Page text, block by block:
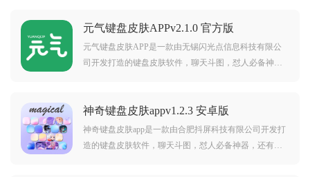
元气键盘皮肤APPv2.1.0 官方版
元气键盘皮肤APP是一款由无锡闪光点信息科技有限公
司开发打造的键盘皮肤软件，聊天斗图，怼人必备神
神奇键盘皮肤appv1.2.3 安卓版
神奇键盘皮肤app是一款由合肥抖屏科技有限公司开发打
造的键盘皮肤软件，聊天斗图，怼人必备神器，还有各